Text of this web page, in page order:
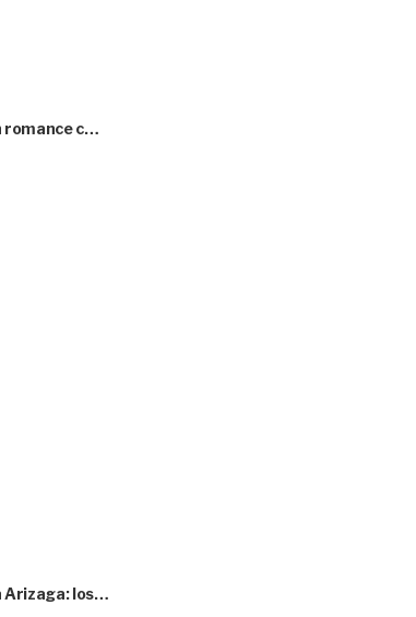
romance c…
Arizaga: los…